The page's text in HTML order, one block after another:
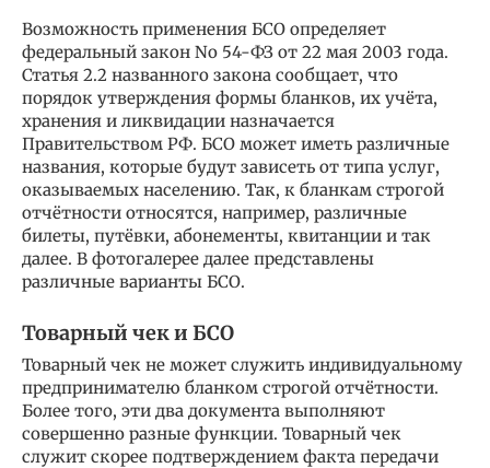
Возможность применения БСО определяет
федеральный закон No 54-ФЗ от 22 мая 2003 года.
Статья 2.2 названного закона сообщает, что
порядок утверждения формы бланков, их учёта,
хранения и ликвидации назначается
Правительством РФ. БСО может иметь различные
названия, которые будут зависеть от типа услуг,
оказываемых населению. Так, к бланкам строгой
отчётности относятся, например, различные
билеты, путёвки, абонементы, квитанции и так
далее. В фотогалерее далее представлены
различные варианты БСО.
Товарный чек и БСО
Товарный чек не может служить индивидуальному
предпринимателю бланком строгой отчётности.
Более того, эти два документа выполняют
совершенно разные функции. Товарный чек
служит скорее подтверждением факта передачи